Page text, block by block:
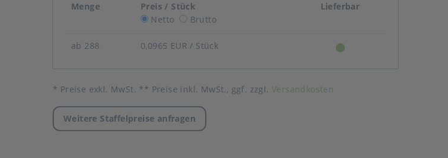
Menge
Preis / Stück
Netto
Brutto
Lieferbar
ab 288 0,0965 EUR / Stück
* Preise exkl. MwSt. ** Preise inkl. MwSt., ggf. zzgl. Versandkosten
Weitere Staffelpreise anfragen